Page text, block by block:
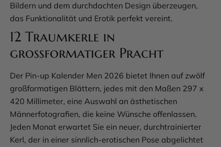
Bildern und dem durchdachten Design überzeugen,
das Funktionalität und Erotik perfekt vereint.
12 Traumkerle in
großformatiger Pracht
Der Pin-up Kalender Men 2026 bietet Ihnen auf zwölf
großformatigen Blättern, jedes mit den Maßen 297 x
420 Millimeter, eine Auswahl an ästhetischen
Männerfotografien, die keine Wünsche offenlassen.
Jeden Monat erwartet Sie ein neuer, durchtrainierter
Kerl, der in einer sinnlich-erotischen Pose abgelichtet